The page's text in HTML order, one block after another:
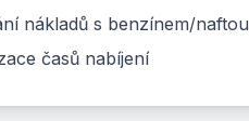
nákladů s benzínem/naftou
časů nabíjení